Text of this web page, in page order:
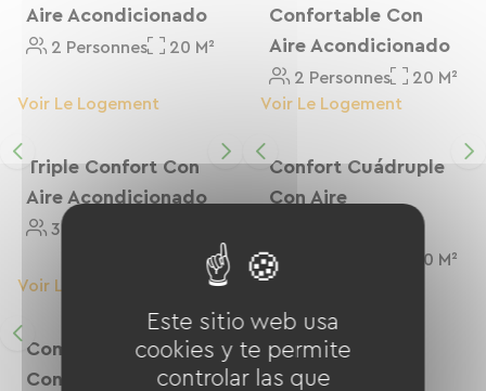
détente.
Aire Acondicionado
2 Personnes 20 M²
Voir Le Logement
Confortable Con
Aire Acondicionado
2 Personnes
20 M²
Voir Le Logement
Triple Confort Con
Aire Acondicionado
3 Personnes
Voir Le Logement
Confort Cuádruple
Con Aire
20 M²
Voir Le Logement
Comodidad Familiar
Con Aire
Este sitio web usa
cookies y te permite
controlar las que